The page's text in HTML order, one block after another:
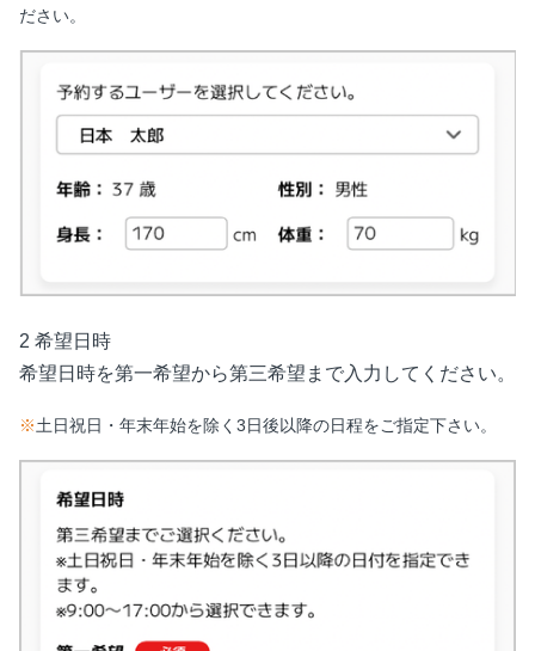
ださい。
2 希望日時
希望日時を第一希望から第三希望まで入力してください。
※土日祝日・年末年始を除く3日後以降の日程をご指定下さい。